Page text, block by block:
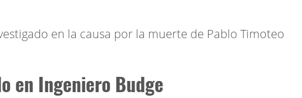
en la causa por la muerte de Pablo Timoteo
en Ingeniero Budge